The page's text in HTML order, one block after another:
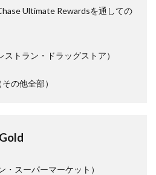
Ultimate Rewardsを通しての
トラン・ドラッグストア）
の他全部）
・スーパーマーケット）